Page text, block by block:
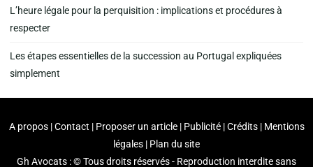
L’heure légale pour la perquisition : implications et procédures à
respecter
Les étapes essentielles de la succession au Portugal expliquées
simplement
A propos | Contact | Proposer un article | Publicité | Crédits | Mentions
légales | Plan du site
Gh Avocats : © Tous droits réservés - Reproduction interdite sans